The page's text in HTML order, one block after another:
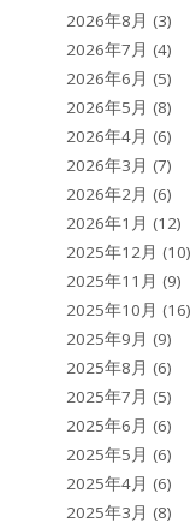
2026年8月 (3)
2026年7月 (4)
2026年6月 (5)
2026年5月 (8)
2026年4月 (6)
2026年3月 (7)
2026年2月 (6)
2026年1月 (12)
2025年12月 (10)
2025年11月 (9)
2025年10月 (16)
2025年9月 (9)
2025年8月 (6)
2025年7月 (5)
2025年6月 (6)
2025年5月 (6)
2025年4月 (6)
2025年3月 (8)